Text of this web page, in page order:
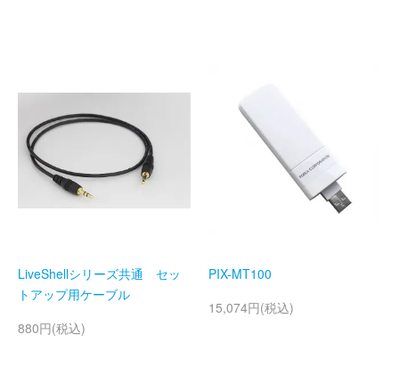
LiveShellシリーズ共通 セッ
トアップ用ケーブル
880円(税込)
PIX-MT100
15,074円(税込)